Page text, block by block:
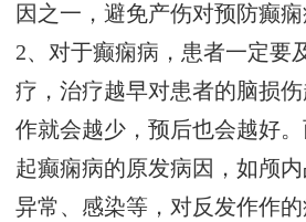
因之一，避免产伤对预防癫痫
2、对于癫痫病，患者一定要
疗，治疗越早对患者的脑损
作就会越少，预后也会越好。
起癫痫病的原发病因，如颅
异常、感染等，对反发作作